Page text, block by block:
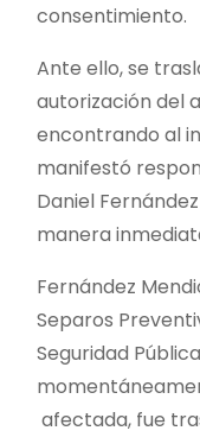
consentimiento.
Ante ello, se
autorización del
encontrando al
manifestó
Daniel
manera
Fernández
Separos
Seguridad
afectada, fue